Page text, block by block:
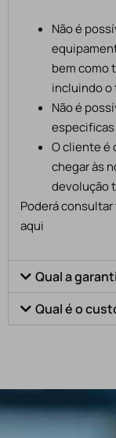
Não é
bem como
incluindo o
Não é
O cliente é
chegar às
devolução
Poderá
aqui
Qual a
Qual é o